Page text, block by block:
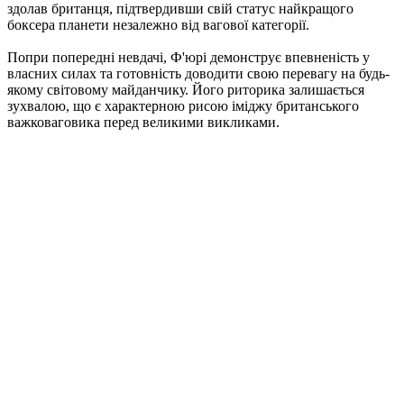
здолав британця, підтвердивши свій статус найкращого
боксера планети незалежно від вагової категорії.
Попри попередні невдачі, Ф'юрі демонструє впевненість у
власних силах та готовність доводити свою перевагу на будь-
якому світовому майданчику. Його риторика залишається
зухвалою, що є характерною рисою іміджу британського
важковаговика перед великими викликами.